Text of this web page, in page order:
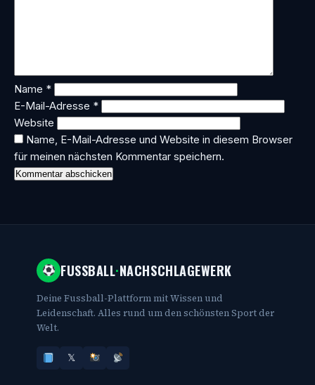
Name *
E-Mail-Adresse *
Website
Name, E-Mail-Adresse und Website in diesem Browser
für meinen nächsten Kommentar speichern.
FUSSBALL·NACHSCHLAGEWERK
Deine Fussball-Plattform mit Wissen und
Leidenschaft. Alles rund um den schönsten Sport der
Welt.
𝕏